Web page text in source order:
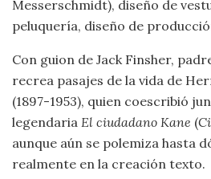
Messerschmidt), diseño de
peluquería, diseño de
Con guion de Jack Finsher,
recrea pasajes de la vida de
(1897-1953), quien coescribió
legendaria El ciudadano Kane (
aunque aún se polemiza hasta
realmente en la creación texto.